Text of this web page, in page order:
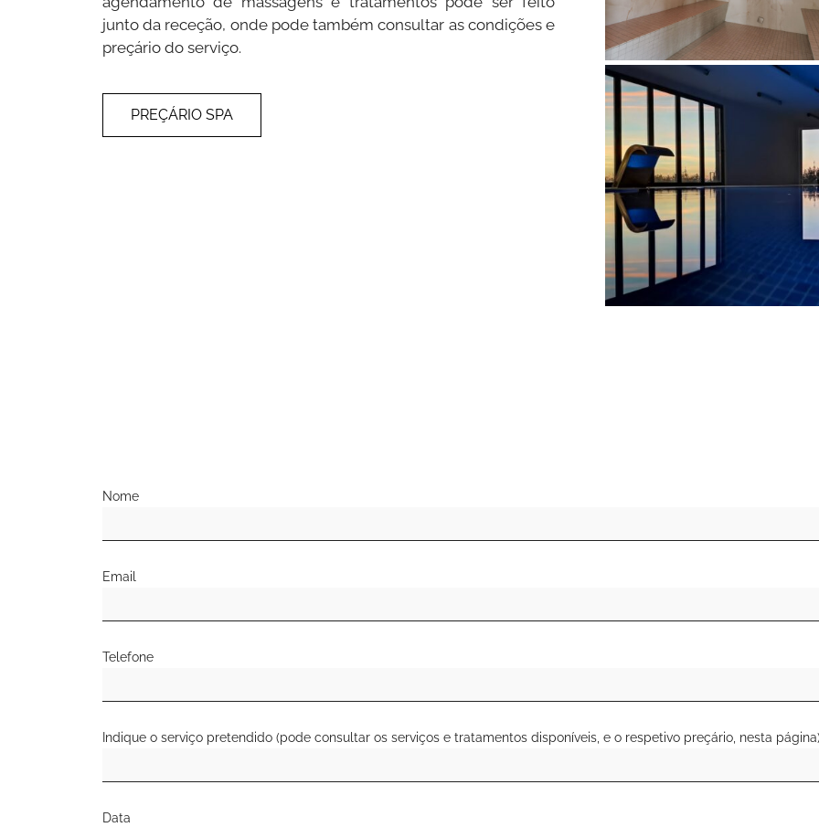
junto da receção, onde pode também consultar as condições e
preçário do serviço.
PREÇÁRIO SPA
Nome
Email
Telefone
Indique o serviço pretendido (pode consultar os serviços e tratamentos disponíveis, e o respetivo preçário, nesta
Data